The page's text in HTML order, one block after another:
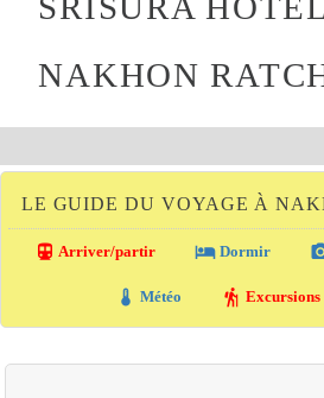
SRISURA
NAKHON
LE GUIDE DU VOYAGE À
directions_transit Arriver/partir local_hotel Dormir
thermostat Météo hiking Excursions